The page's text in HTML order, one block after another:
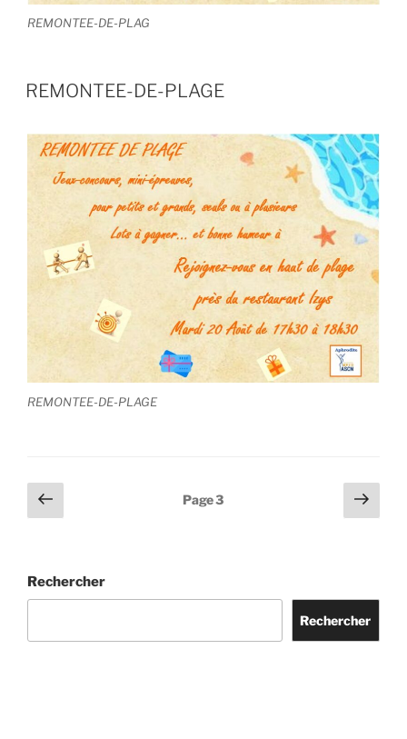
REMONTEE-DE-PLAG
REMONTEE-DE-PLAGE
REMONTEE-DE-PLAGE
Pagination
des
Page
précédente
Page3
Page
Rechercher
Rechercher